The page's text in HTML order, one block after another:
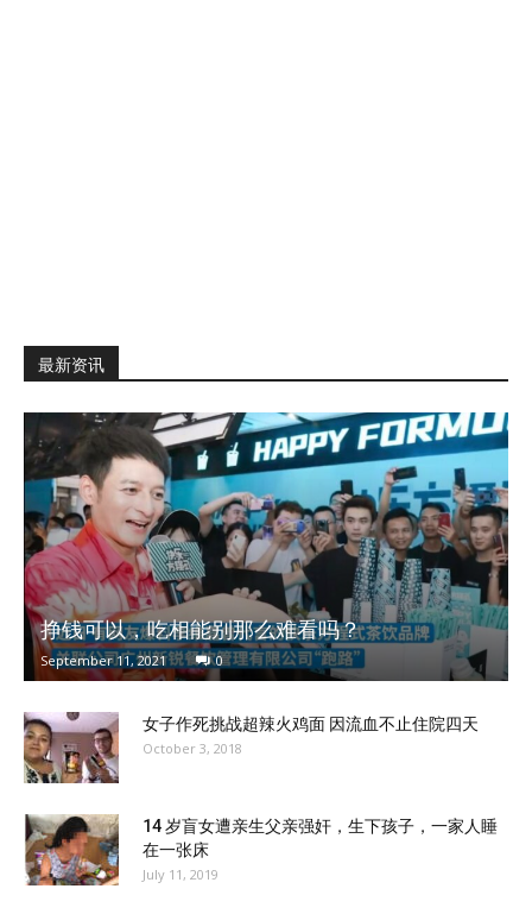
最新资讯
挣钱可以，吃相能别那么难看吗？
September 11, 2021 0
女子作死挑战超辣火鸡面 因流血不止住院四天
October 3, 2018
14 岁盲女遭亲生父亲强奸，生下孩子，一家人睡
在一张床
July 11, 2019